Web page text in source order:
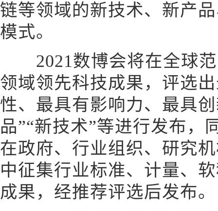
链等领域的新技术、新产
模式。
2021数博会将在全球范
领域领先科技成果，评选
性、最具有影响力、最具
品”“新技术”等进行发布，
在政府、行业组织、研究
中征集行业标准、计量、
成果，经推荐评选后发布。